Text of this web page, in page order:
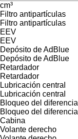
cm³
Filtro antipartículas
Filtro antipartículas
EEV
EEV
Depósito de AdBlue
Depósito de AdBlue
Retardador
Retardador
Lubricación central
Lubricación central
Bloqueo del diferencial
Bloqueo del diferencial
Cabina
Volante derecho